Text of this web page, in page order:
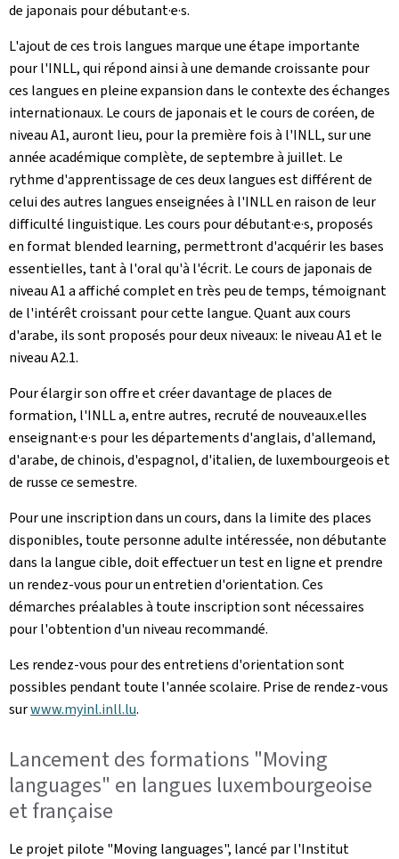
de japonais pour débutant·e·s.
L'ajout de ces trois langues marque une étape importante
pour l'INLL, qui répond ainsi à une demande croissante pour
ces langues en pleine expansion dans le contexte des échanges
internationaux. Le cours de japonais et le cours de coréen, de
niveau A1, auront lieu, pour la première fois à l'INLL, sur une
année académique complète, de septembre à juillet. Le
rythme d'apprentissage de ces deux langues est différent de
celui des autres langues enseignées à l'INLL en raison de leur
difficulté linguistique. Les cours pour débutant·e·s, proposés
en format blended learning, permettront d'acquérir les bases
essentielles, tant à l'oral qu'à l'écrit. Le cours de japonais de
niveau A1 a affiché complet en très peu de temps, témoignant
de l'intérêt croissant pour cette langue. Quant aux cours
d'arabe, ils sont proposés pour deux niveaux: le niveau A1 et le
niveau A2.1.
Pour élargir son offre et créer davantage de places de
formation, l'INLL a, entre autres, recruté de nouveaux.elles
enseignant·e·s pour les départements d'anglais, d'allemand,
d'arabe, de chinois, d'espagnol, d'italien, de luxembourgeois et
de russe ce semestre.
Pour une inscription dans un cours, dans la limite des places
disponibles, toute personne adulte intéressée, non débutante
dans la langue cible, doit effectuer un test en ligne et prendre
un rendez-vous pour un entretien d'orientation. Ces
démarches préalables à toute inscription sont nécessaires
pour l'obtention d'un niveau recommandé.
Les rendez-vous pour des entretiens d'orientation sont
possibles pendant toute l'année scolaire. Prise de rendez-vous
surwww.myinl.inll.lu.
Lancement des formations "Moving
languages" en langues luxembourgeoise
et française
Le projet pilote "Moving languages", lancé par l'Institut